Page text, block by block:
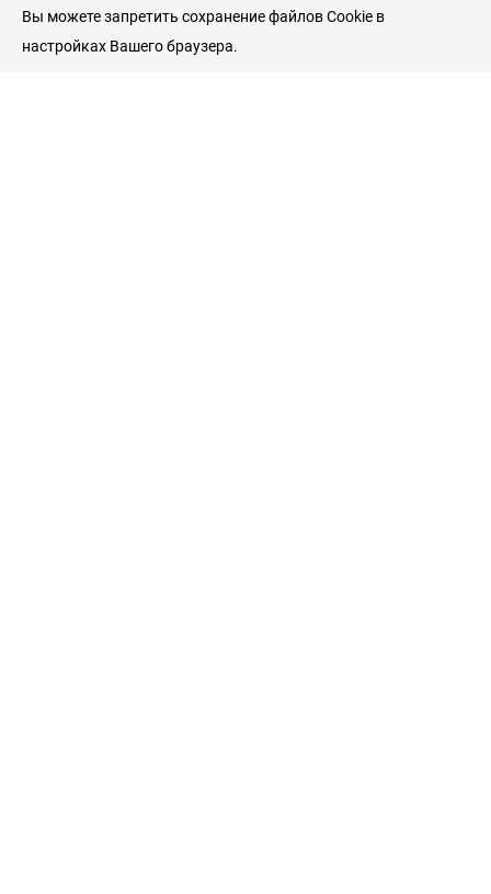
Вы можете запретить сохранение файлов Cookie в
настройках Вашего браузера.